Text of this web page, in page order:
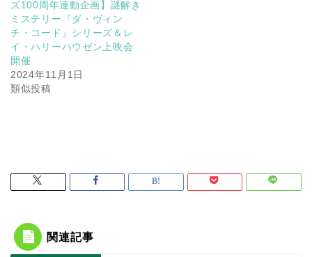
ズ100周年連動企画】謎解き
ミステリー『ダ・ヴィン
チ・コード』シリーズ＆レ
イ・ハリーハウゼン上映会
開催
2024年11月1日
類似投稿
関連記事